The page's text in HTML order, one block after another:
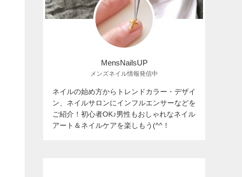
MensNailsUP
メンズネイル情報発信中
ネイルの始め方からトレンドカラー・デザイ
ン、ネイルサロンにインフルエンサーなどを
ご紹介！初心者OK♪男性もおしゃれなネイル
アート＆ネイルケアを楽しもう(^^！